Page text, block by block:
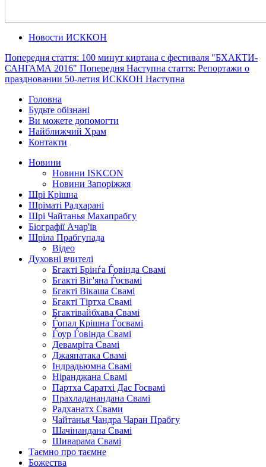
Новости ИСККОН
Попередня стаття: 100 минут киртана с фестиваля "БХАКТИ-
САНГАМА 2016" Попередня Наступна стаття: Репортажи о
праздновании 50-летия ИСККОН Наступна
Головна
Будьте обізнані
Ви можете допомогти
Найближчий Храм
Контакти
Новини
Новини ISKCON
Новини Запоріжжя
Шрі Крішна
Шріматі Радхарані
Шрі Чайтанья Махапрабгу
Біографії Ачар'їв
Шріла Прабгупада
Відео
Духовні вчителі
Бгакті Брінѓа Ѓовінда Свамі
Бгакті Віг'яна Ѓосвамі
Бгакті Вікаша Свамі
Бгакті Тіртха Свамі
Бгактівайбхава Свамі
Ѓопал Крішна Ѓосвамі
Ѓоур Ѓовінда Свамі
Девамріта Свамі
Джаяпатака Свамі
Індрадьюмна Свамі
Ніранджана Свамі
Партха Саратхі Дас Госвамі
Прахладанандана Свамі
Радханатх Свами
Чайтанья Чандра Чаран Прабгу
Шачінандана Свамі
Шиварама Свамі
Таємно про таємне
Божества